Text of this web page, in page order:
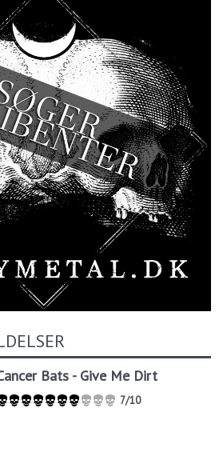
Bats - Give Me Dirt
7/10